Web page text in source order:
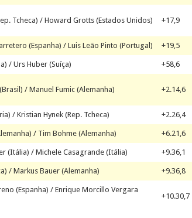
Tcheca) / Howard Grotts (Estados Unidos) +17,9
(Espanha) / Luis Leão Pinto (Portugal) +19,5
/ Urs Huber (Suíça) +58,6
/ Manuel Fumic (Alemanha) +2.14,6
/ Kristian Hynek (Rep. Tcheca) +2.26,4
/ Tim Bohme (Alemanha) +6.21,6
(Itália) / Michele Casagrande (Itália) +9.36,1
/ Markus Bauer (Alemanha) +9.36,8
(Espanha) / Enrique Morcillo Vergara
+10.30,7